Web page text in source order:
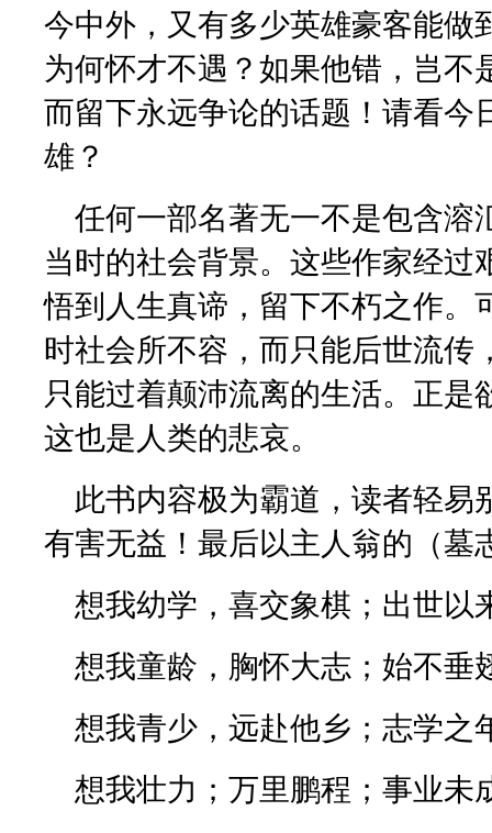
今中外，又有多少英雄豪客能做
为何怀才不遇？如果他错，岂不
而留下永远争论的话题！请看今
雄？
任何一部名著无一不是包含溶
当时的社会背景。这些作家经过
悟到人生真谛，留下不朽之作。
时社会所不容，而只能后世流传
只能过着颠沛流离的生活。正
这也是人类的悲哀。
此书内容极为霸道，读者轻易
有害无益！最后以主人翁的（墓
想我幼学，喜交象棋；出世以
想我童龄，胸怀大志；始不垂
想我青少，远赴他乡；志学之
想我壮力；万里鹏程；事业未